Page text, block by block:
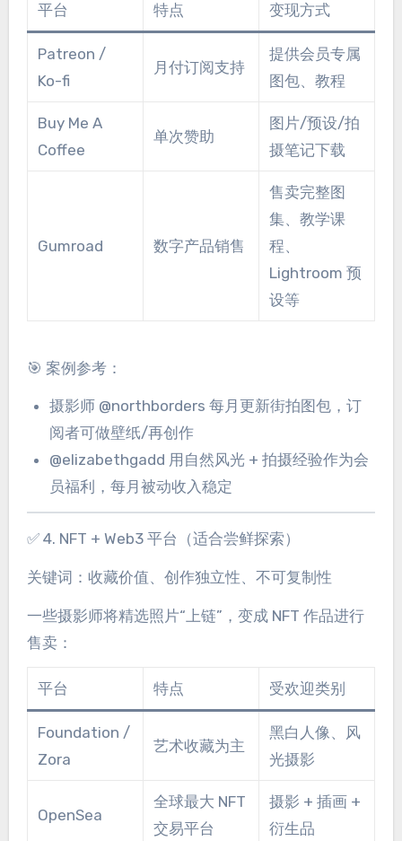
平台 特点 变现方式
Patreon /
Ko-fi
月付订阅支持
提供会员专属
图包、教程
Buy Me A
Coffee
单次赞助
图片/预设/拍
摄笔记下载
Gumroad 数字产品销售
售卖完整图
集、教学课
程、
Lightroom 预
设等
🎯 案例参考：
摄影师 @northborders 每月更新街拍图包，订
阅者可做壁纸/再创作
@elizabethgadd 用自然风光 + 拍摄经验作为会
员福利，每月被动收入稳定
✅ 4. NFT + Web3 平台（适合尝鲜探索）
关键词：收藏价值、创作独立性、不可复制性
一些摄影师将精选照片“上链”，变成 NFT 作品进行
售卖：
平台 特点 受欢迎类别
Foundation /
Zora
艺术收藏为主
黑白人像、风
光摄影
OpenSea
全球最大 NFT
交易平台
摄影 + 插画 +
衍生品